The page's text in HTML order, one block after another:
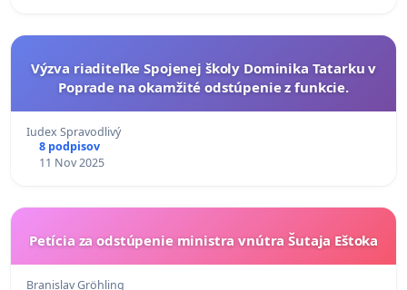
Výzva riaditeľke Spojenej školy Dominika Tatarku v
Poprade na okamžité odstúpenie z funkcie.
Iudex Spravodlivý
8 podpisov
11 Nov 2025
Petícia za odstúpenie ministra vnútra Šutaja Eštoka
Branislav Gröhling